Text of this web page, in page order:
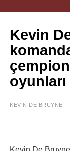
Kevin
KEVIN DE BRUYNE